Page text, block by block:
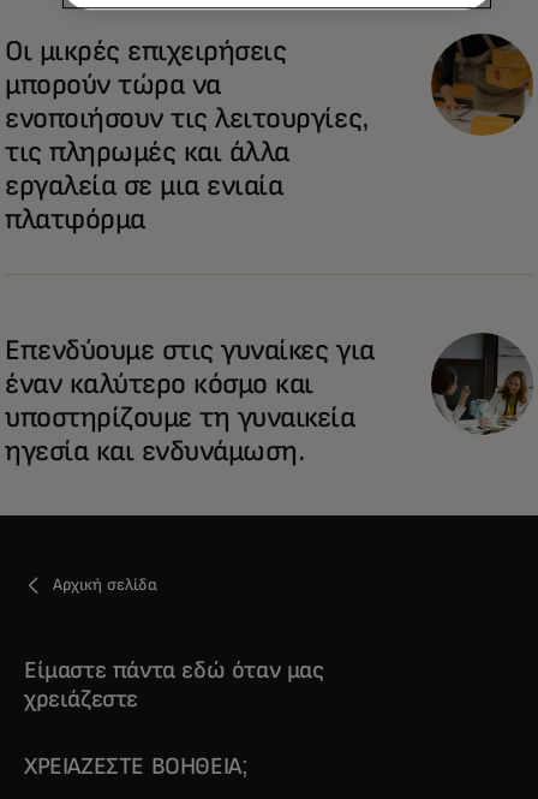
Οι μικρές επιχειρήσεις
μπορούν τώρα να
ενοποιήσουν τις λειτουργίες,
τις πληρωμές και άλλα
εργαλεία σε μια ενιαία
πλατφόρμα
Επενδύουμε στις γυναίκες για
έναν καλύτερο κόσμο και
υποστηρίζουμε τη γυναικεία
ηγεσία και ενδυνάμωση.
Αρχική σελίδα
Είμαστε πάντα εδώ όταν μας
χρειάζεστε
ΧΡΕΙΆΖΕΣΤΕ ΒΟΉΘΕΙΑ;